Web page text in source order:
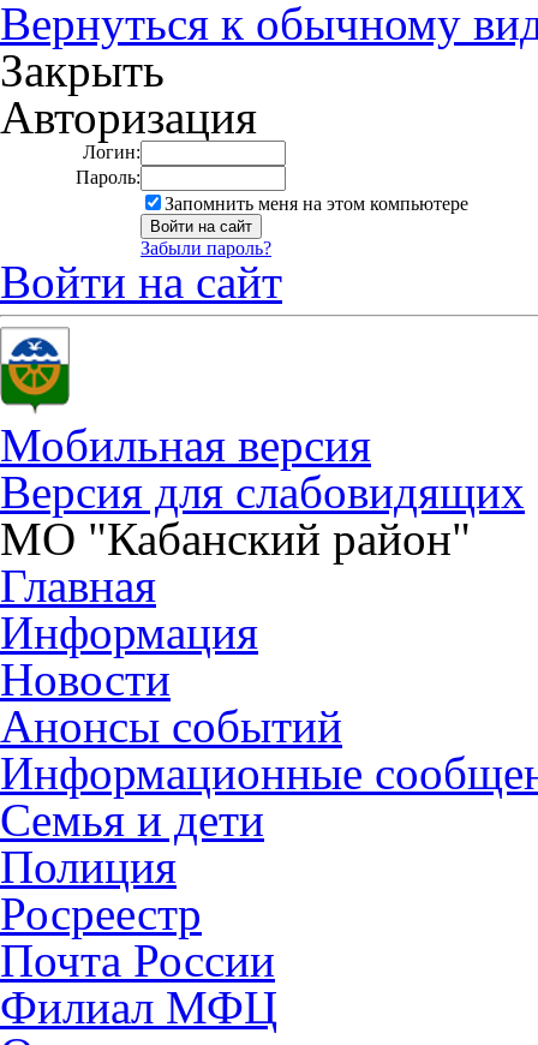
Вернуться к обычному
Закрыть
Авторизация
Логин:
Пароль:
Запомнить меня на этом компьютере
Забыли пароль?
Войти на сайт
Мобильная версия
Версия для слабовидящих
МО "Кабанский район"
Главная
Информация
Новости
Анонсы событий
Информационные
Семья и дети
Полиция
Росреестр
Почта России
Филиал МФЦ